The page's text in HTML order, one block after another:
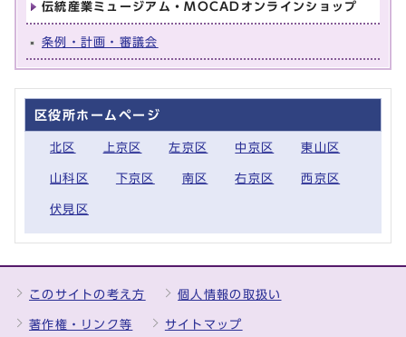
伝統産業ミュージアム・MOCADオンラインショップ
条例・計画・審議会
区役所ホームページ
北区 上京区 左京区 中京区 東山区
山科区 下京区 南区 右京区 西京区
伏見区
このサイトの考え方 個人情報の取扱い
著作権・リンク等 サイトマップ